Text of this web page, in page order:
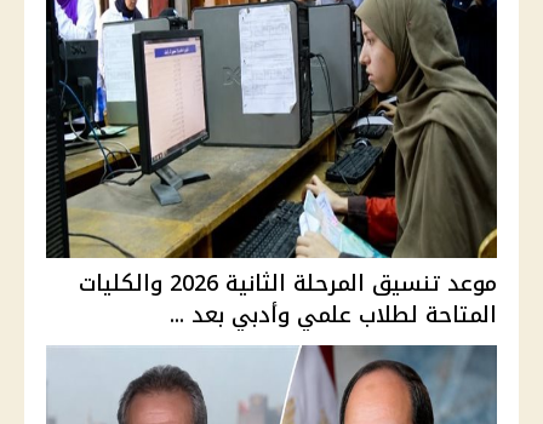
موعد تنسيق المرحلة الثانية 2026 والكليات
المتاحة لطلاب علمي وأدبي بعد ...